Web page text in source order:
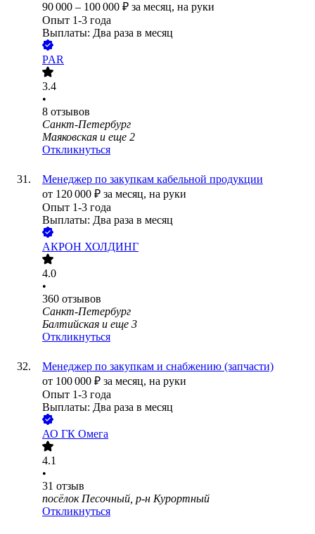
90 000 – 100 000 ₽ за месяц, на руки
Опыт 1-3 года
Выплаты: Два раза в месяц
PAR
3.4
•
8 отзывов
Санкт-Петербург
Маяковская и еще 2
Откликнуться
Менеджер по закупкам кабельной продукции
от 120 000 ₽ за месяц, на руки
Опыт 1-3 года
Выплаты: Два раза в месяц
АКРОН ХОЛДИНГ
4.0
•
360 отзывов
Санкт-Петербург
Балтийская и еще 3
Откликнуться
Менеджер по закупкам и снабжению (запчасти)
от 100 000 ₽ за месяц, на руки
Опыт 1-3 года
Выплаты: Два раза в месяц
АО ГК Омега
4.1
•
31 отзыв
посёлок Песочный, р-н Курортный
Откликнуться